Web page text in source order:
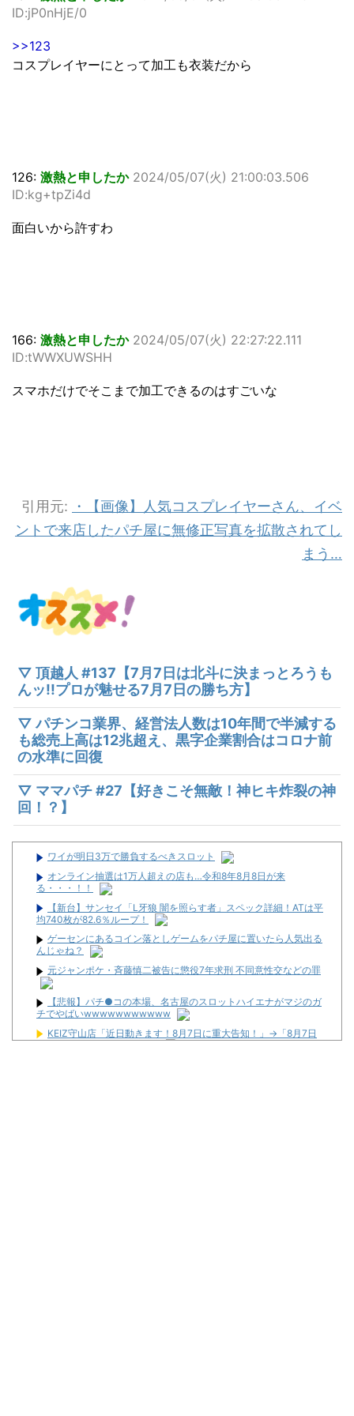
ID:jP0nHjE/0
>>123
コスプレイヤーにとって加工も衣装だから
126: 激熱と申したか 2024/05/07(火) 21:00:03.506
ID:kg+tpZi4d
面白いから許すわ
166: 激熱と申したか 2024/05/07(火) 22:27:22.111
ID:tWWXUWSHH
スマホだけでそこまで加工できるのはすごいな
引用元:
・【画像】人気コスプレイヤーさん、イベ
ントで来店したパチ屋に無修正写真を拡散されてし
まう…
▽ 頂越人 #137【7月7日は北斗に決まっとろうも
んッ!!プロが魅せる7月7日の勝ち方】
▽ パチンコ業界、経営法人数は10年間で半減する
も総売上高は12兆超え、黒字企業割合はコロナ前
の水準に回復
▽ ママパチ #27【好きこそ無敵！神ヒキ炸裂の神
回！？】
ワイが明日3万で勝負するべきスロット
オンライン抽選は1万人超えの店も…令和8年8月8日が来
る・・・！！
【新台】サンセイ「L牙狼 闇を照らす者」スペック詳細！ATは平
均740枚が82.6％ループ！
ゲーセンにあるコイン落としゲームをパチ屋に置いたら人気出る
んじゃね？
元ジャンポケ・斉藤慎二被告に懲役7年求刑 不同意性交などの罪
【悲報】パチ●コの本場、名古屋のスロットハイエナがマジのガ
チでやばいwwwwwwwwwww
KEIZ守山店「近日動きます！8月7日に重大告知！」→「8月7日
は店休日とさせて頂きます」